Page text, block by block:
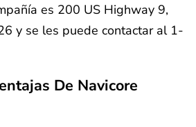
es 200 US Highway 9,
y se les puede contactar al 1-
De Navicore